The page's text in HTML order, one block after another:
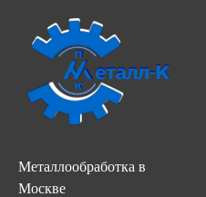
Металлообработка в
Москве